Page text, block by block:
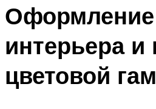
Оформление
интерьера
цветовой